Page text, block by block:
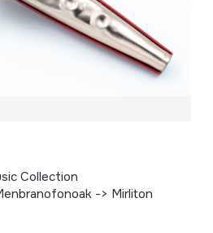
Collection
-> Mirliton